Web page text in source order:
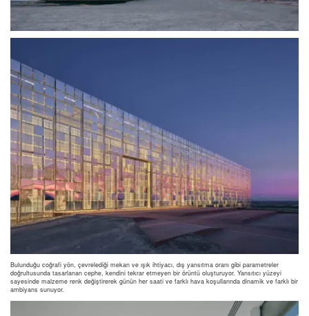
Bulunduğu coğrafi yön, çevrelediği mekan ve ışık ihtiyacı, dış yansıtma oranı gibi parametreler
doğrultusunda tasarlanan cephe, kendini tekrar etmeyen bir örüntü oluşturuyor. Yansıtıcı yüzeyi
sayesinde malzeme renk değiştirerek günün her saati ve farklı hava koşullarında dinamik ve farklı bir
ambiyans sunuyor.